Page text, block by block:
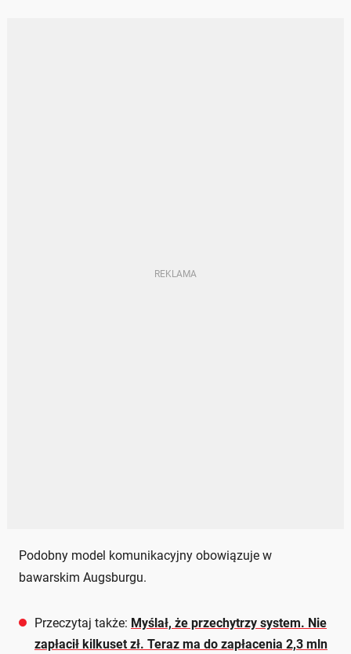
Podobny model komunikacyjny obowiązuje w
bawarskim Augsburgu.
Przeczytaj także: Myślał, że przechytrzy system. Nie
zapłacił kilkuset zł. Teraz ma do zapłacenia 2,3 mln